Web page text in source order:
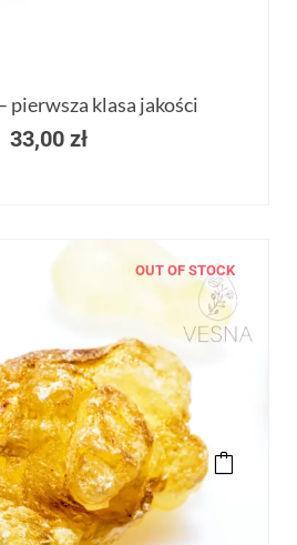
pierwsza klasa jakości
33,00 zł
OUT OF STOCK